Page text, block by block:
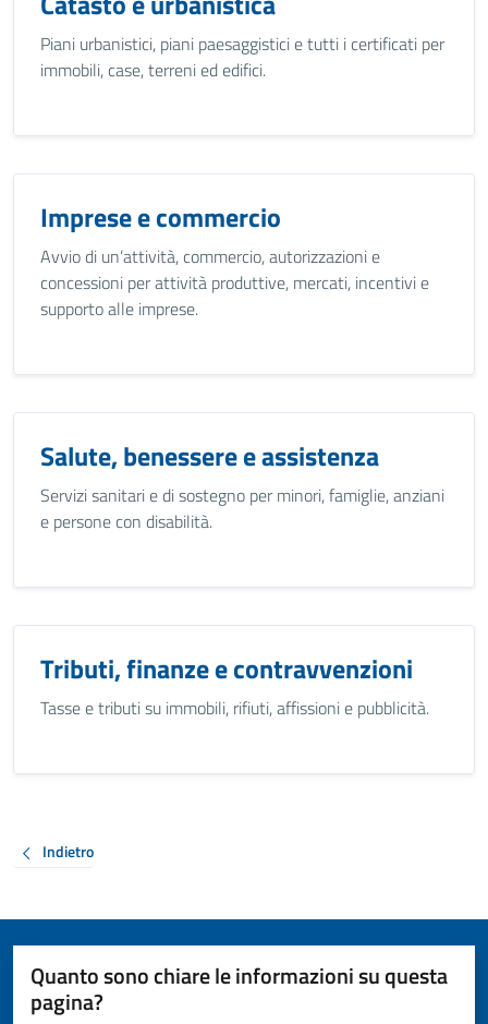
Piani urbanistici, piani paesaggistici e tutti i certificati per
immobili, case, terreni ed edifici.
Imprese e commercio
Avvio di un’attività, commercio, autorizzazioni e
concessioni per attività produttive, mercati, incentivi e
supporto alle imprese.
Salute, benessere e assistenza
Servizi sanitari e di sostegno per minori, famiglie, anziani
e persone con disabilità.
Tributi, finanze e contravvenzioni
Tasse e tributi su immobili, rifiuti, affissioni e pubblicità.
Indietro
Quanto sono chiare le informazioni su questa
pagina?